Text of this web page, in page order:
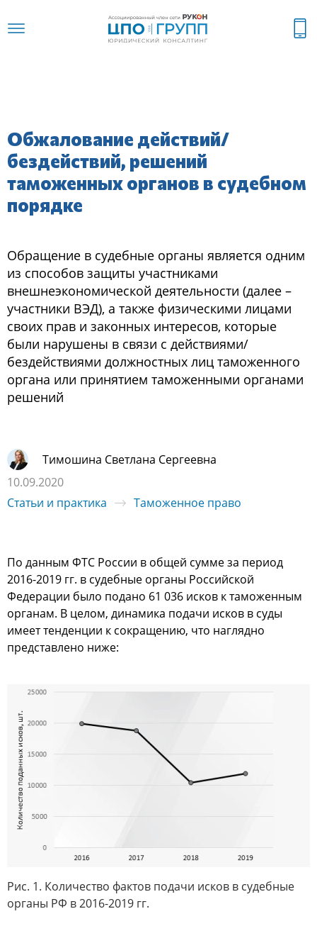
Обжалование действий/
бездействий, решений
таможенных органов в судебном
порядке
Обращение в судебные органы является одним
из способов защиты участниками
внешнеэкономической деятельности (далее –
участники ВЭД), а также физическими лицами
своих прав и законных интересов, которые
были нарушены в связи с действиями/
бездействиями должностных лиц таможенного
органа или принятием таможенными органами
решений
Тимошина Светлана Сергеевна
10.09.2020
Статьи и практика
Таможенное право
По данным ФТС России в общей сумме за период
2016-2019 гг. в судебные органы Российской
Федерации было подано 61 036 исков к таможенным
органам. В целом, динамика подачи исков в суды
имеет тенденции к сокращению, что наглядно
представлено ниже:
Рис. 1. Количество фактов подачи исков в судебные
органы РФ в 2016-2019 гг.